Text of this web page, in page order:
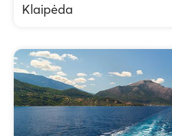
Klaipėda